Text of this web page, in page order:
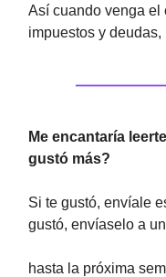
Así cuando venga el
impuestos y
Me encantaría
gustó más?
Si te gustó, envíale
gustó, envíaselo a
hasta la próxima